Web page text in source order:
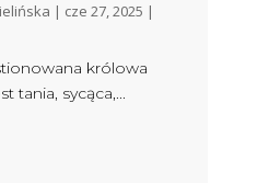
| cze 27, 2025 |
królowa
tania, sycąca,...